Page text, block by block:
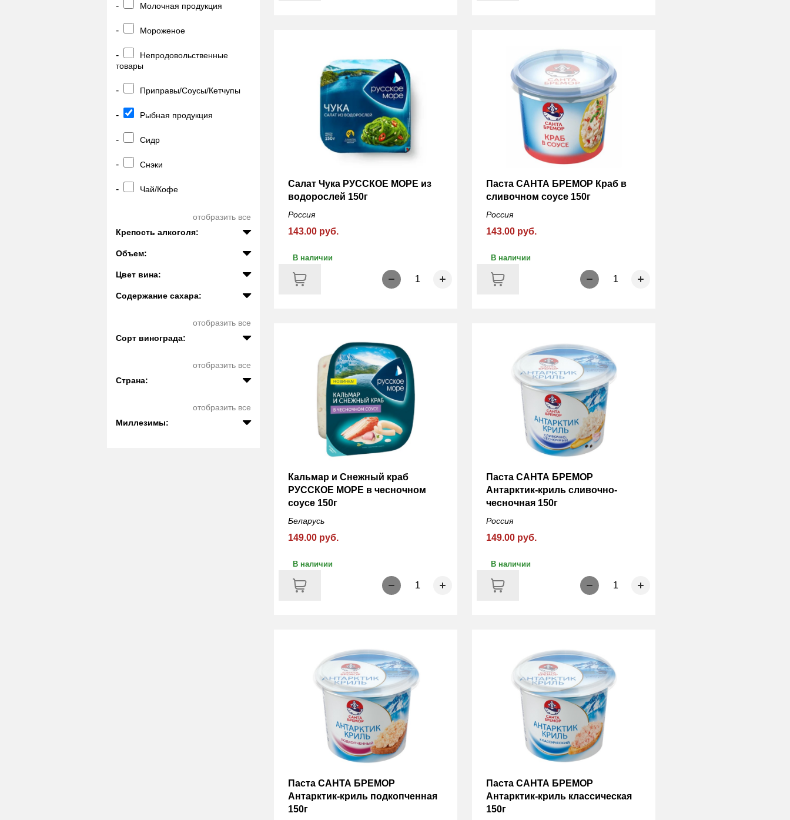
- Молочная продукция
- Мороженое
-
Непродовольственные
товары
- Приправы/Соусы/Кетчупы
- Рыбная продукция
- Сидр
- Снэки
- Чай/Кофе
отобразить все
Крепость алкоголя:
Объем:
Цвет вина:
Содержание сахара:
отобразить все
Сорт винограда:
отобразить все
Страна:
отобразить все
Миллезимы:
Салат Чука РУССКОЕ МОРЕ из
водорослей 150г
Россия
143.00 руб.
В наличии
1
Паста САНТА БРЕМОР Краб в
сливочном соусе 150г
Россия
143.00 руб.
В наличии
1
Кальмар и Снежный краб
РУССКОЕ МОРЕ в чесночном
соусе 150г
Беларусь
149.00 руб.
В наличии
1
Паста САНТА БРЕМОР
Антарктик-криль сливочно-
чесночная 150г
Россия
149.00 руб.
В наличии
1
Паста САНТА БРЕМОР
Антарктик-криль подкопченная
150г
Паста САНТА БРЕМОР
Антарктик-криль классическая
150г